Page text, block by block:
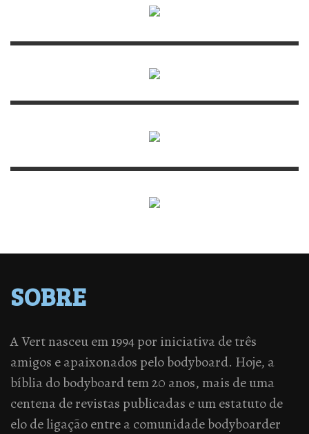
SOBRE
A Vert nasceu em 1994 por iniciativa de três
amigos e apaixonados pelo bodyboard. Hoje, a
bíblia do bodyboard tem 20 anos, mais de uma
centena de revistas publicadas e um estatuto de
elo de ligação entre a comunidade bodyboarder